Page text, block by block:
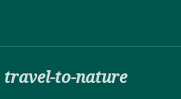
travel-to-nature